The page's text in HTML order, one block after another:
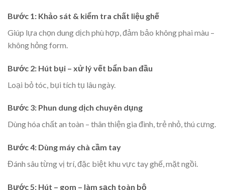
Bước 1: Khảo sát & kiểm tra chất liệu ghế
Giúp lựa chọn dung dịch phù hợp, đảm bảo không phai màu –
không hỏng form.
Bước 2: Hút bụi – xử lý vết bẩn ban đầu
Loại bỏ tóc, bụi tích tụ lâu ngày.
Bước 3: Phun dung dịch chuyên dụng
Dùng hóa chất an toàn – thân thiện gia đình, trẻ nhỏ, thú cưng.
Bước 4: Dùng máy chà cầm tay
Đánh sâu từng vị trí, đặc biệt khu vực tay ghế, mặt ngồi.
Bước 5: Hút – gom – làm sạch toàn bộ